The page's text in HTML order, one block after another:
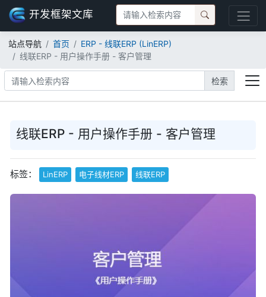
开发框架文库
站点导航 首页
ERP - 线联ERP (LinERP)
线联ERP - 用户操作手册 - 客户管理
检索
线联ERP - 用户操作手册 - 客户管理
标签： LinERP 电子线材ERP 线联ERP